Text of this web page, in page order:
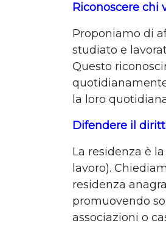
Riconoscere chi
Proponiamo di
studiato e
Questo
la loro
Difendere il
La residenza è
lavoro).
residenza
promuovendo
associazioni o